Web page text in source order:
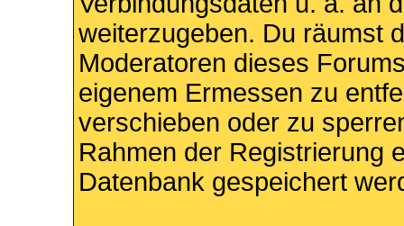
weiterzugeben. Du räumst
Moderatoren dieses
eigenem Ermessen zu
verschieben oder zu
Rahmen der Registrierung
Datenbank gespeichert